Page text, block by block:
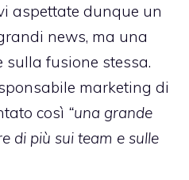
aspettate dunque un
news, ma una
sulla fusione stessa.
marketing di
così “una grande
di più sui team e sulle